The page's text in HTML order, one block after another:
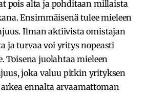
pois alta ja pohditaan millaista
Ensimmäisenä tulee mieleen
Ilman aktiivista omistajan
ja turvaa voi yritys nopeasti
Toisena juolahtaa mieleen
joka valuu pitkin yrityksen
ennalta arvaamattoman